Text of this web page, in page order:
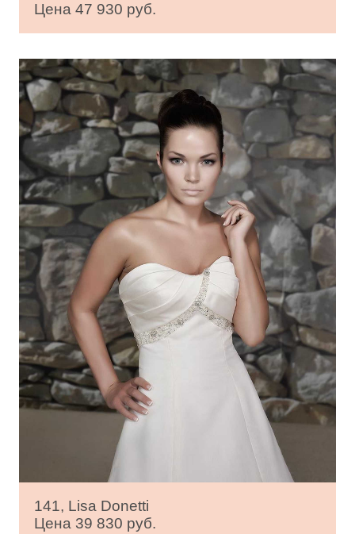
Цена 47 930 руб.
141, Lisa Donetti
Цена 39 830 руб.